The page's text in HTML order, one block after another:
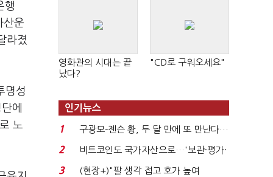
행
산운
라졌
명성
에
노
영화관의 시대는 끝
났다?
"CD로 구워오세요"
인기뉴스
1
구광모-젠슨 황, 두 달 만에 또 만난다…
로봇·AI 등 논...
2
비트코인도 국가자산으로…'보관·평가·
처분' 기준은 ...
3 (현장+)"팔 생각 접고 호가 높여